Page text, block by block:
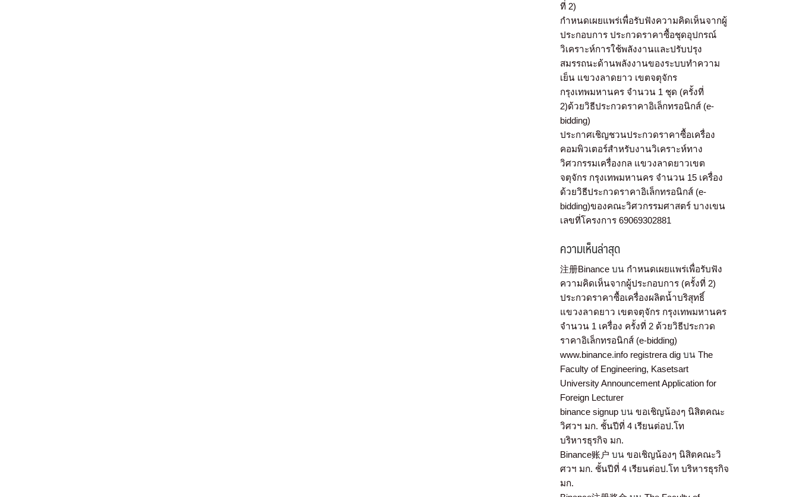
ที่ 2)
กำหนดเผยแพร่เพื่อรับฟังความคิดเห็นจากผู้
ประกอบการ ประกวดราคาซื้อชุดอุปกรณ์
วิเคราะห์การใช้พลังงานและปรับปรุง
สมรรถนะด้านพลังงานของระบบทำความ
เย็น แขวงลาดยาว เขตจตุจักร
กรุงเทพมหานคร จำนวน 1 ชุด (ครั้งที่
2)ด้วยวิธีประกวดราคาอิเล็กทรอนิกส์ (e-
bidding)
ประกาศเชิญชวนประกวดราคาซื้อเครื่อง
คอมพิวเตอร์สำหรับงานวิเคราะห์ทาง
วิศวกรรมเครื่องกล แขวงลาดยาวเขต
จตุจักร กรุงเทพมหานคร จำนวน 15 เครื่อง
ด้วยวิธีประกวดราคาอิเล็กทรอนิกส์ (e-
bidding)ของคณะวิศวกรรมศาสตร์ บางเขน
เลขที่โครงการ 69069302881
ความเห็นล่าสุด
注册Binance บน กำหนดเผยแพร่เพื่อรับฟัง
ความคิดเห็นจากผู้ประกอบการ (ครั้งที่ 2)
ประกวดราคาซื้อเครื่องผลิตน้ำบริสุทธิ์
แขวงลาดยาว เขตจตุจักร กรุงเทพมหานคร
จำนวน 1 เครื่อง ครั้งที่ 2 ด้วยวิธีประกวด
ราคาอิเล็กทรอนิกส์ (e-bidding)
www.binance.info registrera dig บนThe
Faculty of Engineering, Kasetsart
University Announcement Application for
Foreign Lecturer
binance signup บนขอเชิญน้องๆ นิสิตคณะ
วิศวฯ มก. ชั้นปีที่ 4 เรียนต่อป.โท
บริหารธุรกิจ มก.
Binance账户 บนขอเชิญน้องๆ นิสิตคณะวิ
ศวฯ มก. ชั้นปีที่ 4 เรียนต่อป.โท บริหารธุรกิจ
มก.